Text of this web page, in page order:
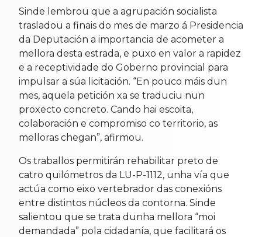
Sinde lembrou que a agrupación socialista
trasladou a finais do mes de marzo á Presidencia
da Deputación a importancia de acometer a
mellora desta estrada, e puxo en valor a rapidez
e a receptividade do Goberno provincial para
impulsar a súa licitación. “En pouco máis dun
mes, aquela petición xa se traduciu nun
proxecto concreto. Cando hai escoita,
colaboración e compromiso co territorio, as
melloras chegan”, afirmou.
Os traballos permitirán rehabilitar preto de
catro quilómetros da LU-P-1112, unha vía que
actúa como eixo vertebrador das conexións
entre distintos núcleos da contorna. Sinde
salientou que se trata dunha mellora “moi
demandada” pola cidadanía, que facilitará os